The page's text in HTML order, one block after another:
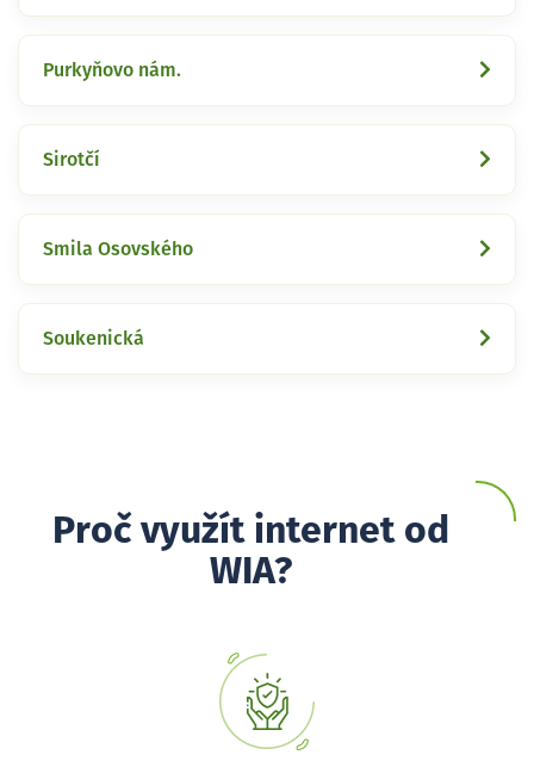
Purkyňovo nám.
Sirotčí
Smila Osovského
Soukenická
Proč využít internet od
WIA?